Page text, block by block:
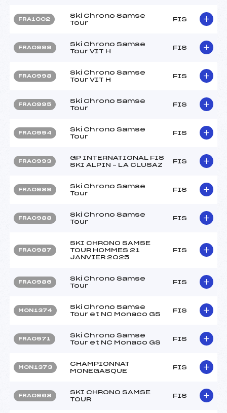
FRA1002
Ski Chrono Samse
Tour
FIS
FRA0999
Ski Chrono Samse
Tour VIT H
FIS
FRA0998
Ski Chrono Samse
Tour VIT H
FIS
FRA0995
Ski Chrono Samse
Tour
FIS
FRA0994
Ski Chrono Samse
Tour
FIS
FRA0993
GP INTERNATIONAL FIS
SKI ALPIN – LA CLUSAZ
FIS
FRA0989
Ski Chrono Samse
Tour
FIS
FRA0988
Ski Chrono Samse
Tour
FIS
FRA0987
SKI CHRONO SAMSE
TOUR HOMMES 21
JANVIER 2025
FIS
FRA0986
Ski Chrono Samse
Tour
FIS
MON1374
Ski Chrono Samse
Tour et NC Monaco GS
FIS
FRA0971
Ski Chrono Samse
Tour et NC Monaco GS
FIS
MON1373
CHAMPIONNAT
MONEGASQUE
FIS
FRA0968
SKI CHRONO SAMSE
TOUR
FIS